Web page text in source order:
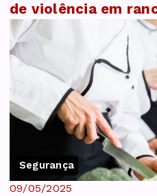
de violência em
Segurança
09/05/2025